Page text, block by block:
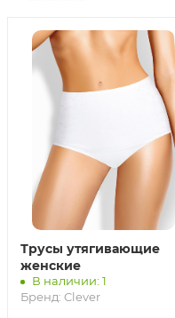
Трусы утягивающие
женские
В наличии: 1
Бренд: Clever